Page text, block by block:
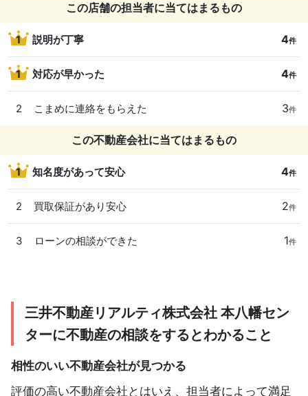
この店舗の担当者に当てはまるもの
1 説明が丁寧 4件
1 対応が早かった 4件
2 こまめに連絡をもらえた 3件
この不動産会社に当てはまるもの
1 知名度があって安心 4件
2 買取保証があり安心 2件
3 ローンの相談ができた 1件
三井不動産リアルティ株式会社 本八幡セン
ターに不動産の相談をするとわかること
相性のいい不動産会社が見つかる
評価の高い不動産会社とはいえ、担当者によって満足